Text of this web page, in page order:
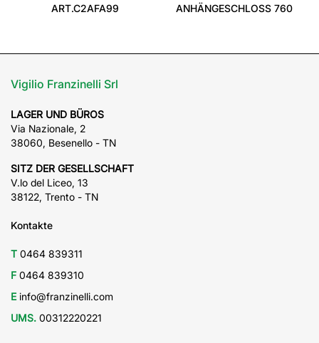
ART.C2AFA99
ANHÄNGESCHLOSS 760
Vigilio Franzinelli Srl
LAGER UND BÜROS
Via Nazionale, 2
38060, Besenello - TN
SITZ DER GESELLSCHAFT
V.lo del Liceo, 13
38122, Trento - TN
Kontakte
T 0464 839311
F 0464 839310
E info@franzinelli.com
UMS. 00312220221